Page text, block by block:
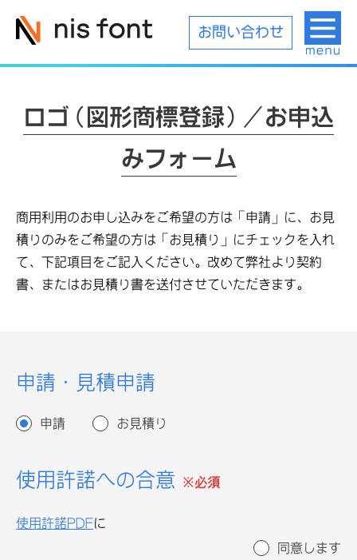
お問い合わせ
ロゴ(図形商標登録)/お申込
みフォーム
商用利用のお申し込みをご希望の方は「申請」に、お見
積りのみをご希望の方は「お見積り」にチェックを入れ
て、下記項目をご記入ください。改めて弊社より契約
書、またはお見積り書を送付させていただきます。
申請・見積申請
申請 お見積り
使用許諾への合意 ※必須
使用許諾PDFに
同意します